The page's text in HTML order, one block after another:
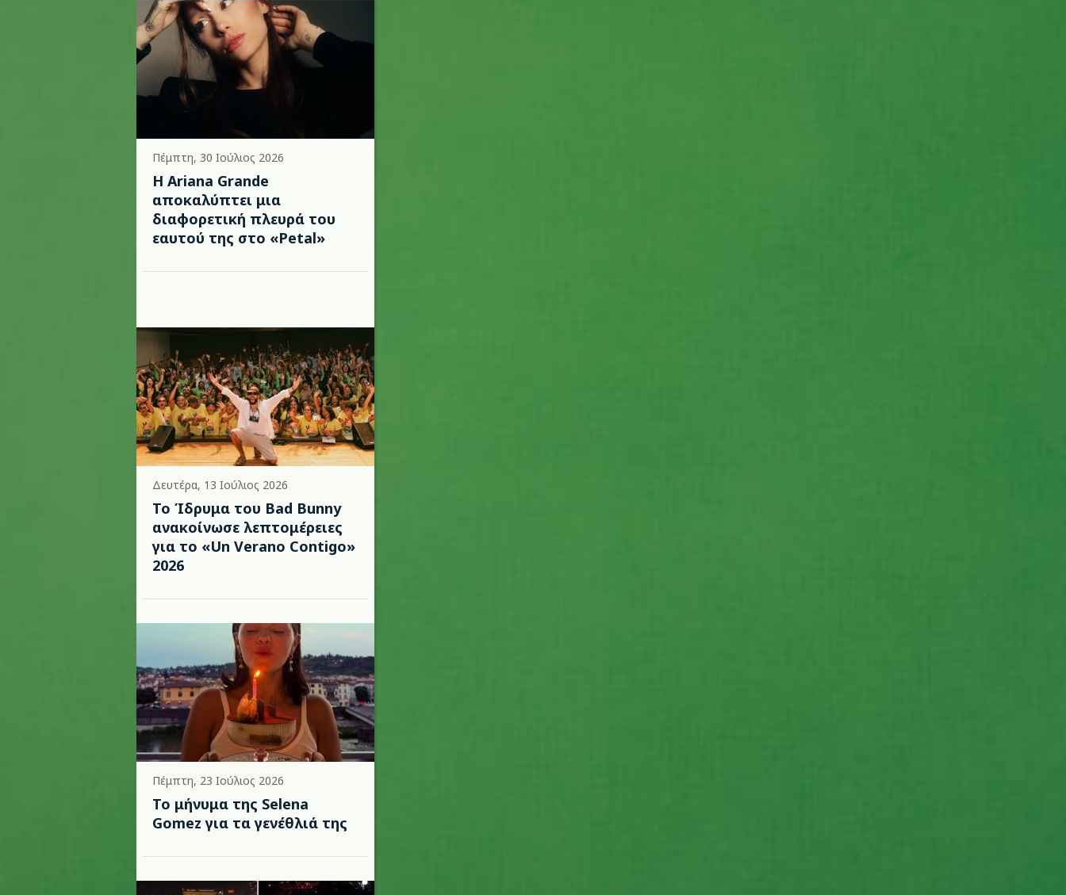
Πέμπτη, 30 Ιούλιος 2026
Η Ariana Grande
αποκαλύπτει μια
διαφορετική πλευρά του
εαυτού της στο «Petal»
Δευτέρα, 13 Ιούλιος 2026
Το Ίδρυμα του Bad Bunny
ανακοίνωσε λεπτομέρειες
για το «Un Verano Contigo»
2026
Πέμπτη, 23 Ιούλιος 2026
Το μήνυμα της Selena
Gomez για τα γενέθλιά της